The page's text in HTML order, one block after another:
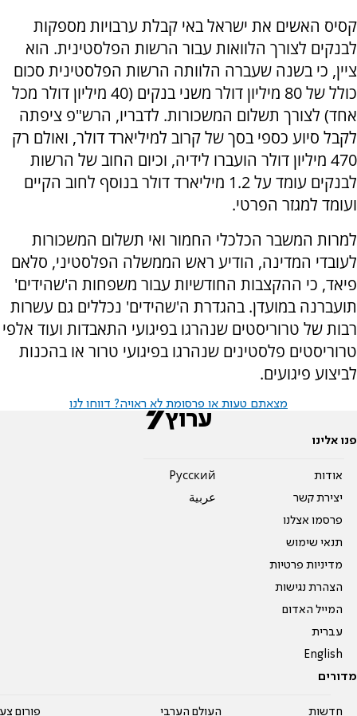
קסיס האשים את ישראל באי קבלת ערבויות מספקות
לבנקים לצורך הלוואות עבור הרשות הפלסטינית. הוא
ציין, כי בשנה שעברה הלוותה הרשות הפלסטינית סכום
כולל של 80 מיליון דולר משני בנקים (40 מיליון דולר מכל
אחד) לצורך תשלום המשכורות. לדבריו, הרש"פ ציפתה
לקבל סיוע כספי בסך של קרוב למיליארד דולר, ואולם רק
470 מיליון דולר הועברו לידיה, וכיום החוב של הרשות
לבנקים עומד על 1.2 מיליארד דולר בנוסף לחוב הקיים
ועומד למגזר הפרטי.
למרות המשבר הכלכלי החמור ואי תשלום המשכורות
לעובדי המדינה, הודיע ראש הממשלה הפלסטיני, סלאם
פיאד, כי ההקצבות החודשיות עבור משפחות ה'שהידים'
תועברנה במועדן. בהגדרת ה'שהידים' נכללים גם עשרות
רבות של טרוריסטים שנהרגו בפיגועי התאבדות ועוד אלפי
טרוריסטים פלסטינים שנהרגו בפיגועי טרור או בהכנות
לביצוע פיגועים.
מצאתם טעות או פרסומת לא ראויה? דווחו לנו
פנו אלינו
אודות
יצירת קשר
פרסמו אצלנו
תנאי שימוש
מדיניות פרטיות
הצהרת נגישות
המייל האדום
עברית
English
Pусский
عربية
מדורים
חדשות העולם הערבי פורום